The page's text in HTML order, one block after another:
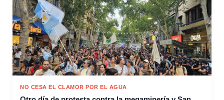
NO CESA EL CLAMOR POR EL AGUA